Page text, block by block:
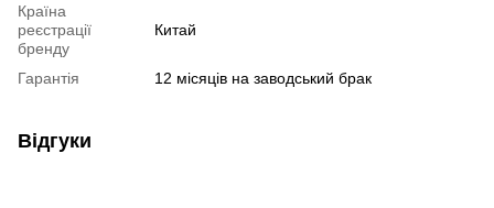
Країна
реєстрації
бренду
Китай
Гарантія 12 місяців на заводський брак
Відгуки